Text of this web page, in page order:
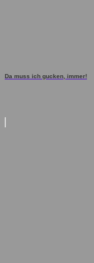
Da muss ich gucken, immer!